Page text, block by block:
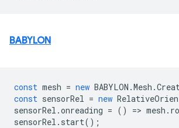
BABYLON
const mesh = new BABYLON .Mesh .
const sensorRel = new
sensorRel .onreading = () => mesh .
sensorRel . start();